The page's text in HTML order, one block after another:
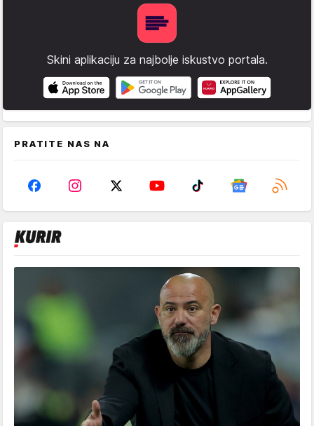
Skini aplikaciju za najbolje iskustvo portala.
PRATITE NAS NA